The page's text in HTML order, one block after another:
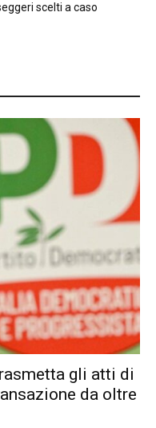
scelti a caso
gli atti di
da oltre